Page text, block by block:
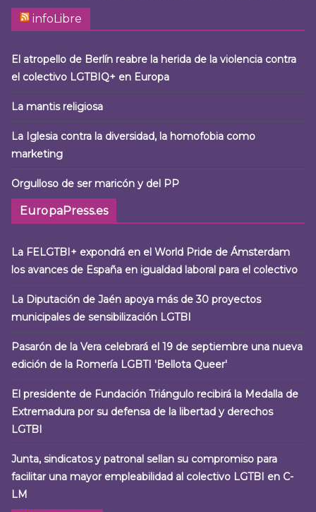
infoLibre
El atropello de Berlín reabre la herida de la violencia contra
el colectivo LGTBIQ+ en Europa
La mantis religiosa
La Iglesia contra la diversidad, la homofobia como
marketing
Orgulloso de ser maricón y del PP
EuropaPress.es
La FELGTBI+ expondrá en el World Pride de Ámsterdam
los avances de España en igualdad laboral para el colectivo
La Diputación de Jaén apoya más de 30 proyectos
municipales de sensibilización LGTBI
Pasarón de la Vera celebrará el 19 de septiembre una nueva
edición de la Romería LGBTI 'Bellota Queer'
El presidente de Fundación Triángulo recibirá la Medalla de
Extremadura por su defensa de la libertad y derechos
LGTBI
Junta, sindicatos y patronal sellan su compromiso para
facilitar una mayor empleabilidad al colectivo LGTBI en C-
LM